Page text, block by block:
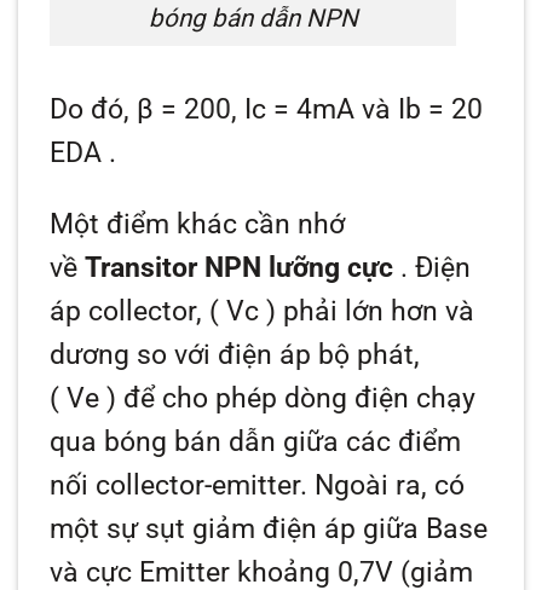
bóng bán dẫn NPN
Do đó, β = 200, Ic = 4mA và Ib = 20
EDA .
Một điểm khác cần nhớ
vềTransitor NPN lưỡng cực . Điện
áp collector, (Vc ) phải lớn hơn và
dương so với điện áp bộ phát,
(Ve ) để cho phép dòng điện chạy
qua bóng bán dẫn giữa các điểm
nối collector-emitter. Ngoài ra, có
một sự sụt giảm điện áp giữa Base
và cực Emitter khoảng 0,7V (giảm